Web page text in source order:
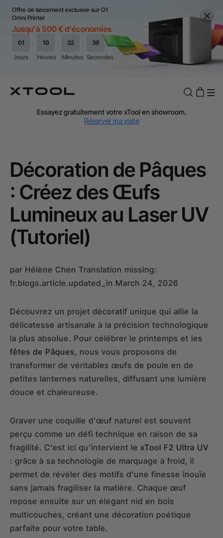
Offre de lancement exclusive sur O1
Omni Printer
Jusqu'à 500 € d'économies
TVA Offerte : Jusqu'à 20 % selon le pays.
J'en profite
Essayez gratuitement votre xTool en showroom.
Réserver ma visite
Garantie 24 Mois xTool. J'en profite
Assistance personnalisée avec un expert. J'en profite
TVA Offerte : Jusqu'à 20 % selon le pays. J'en profite
Décoration de Pâques
: Créez des Œufs
Lumineux au Laser UV
(Tutoriel)
par Hélène Chen Translation missing:
fr.blogs.article.updated_in March 24, 2026
Découvrez un projet décoratif unique qui allie la
délicatesse artisanale à la précision technologique
la plus absolue. Pour célébrer le printemps et les
fêtes de Pâques, nous vous proposons de
transformer de véritables œufs de poule en de
petites lanternes naturelles, diffusant une lumière
douce et chaleureuse.
Graver une coquille d'œuf naturel est souvent
perçu comme un défi technique en raison de sa
fragilité. C'est ici qu'intervient le xTool F2 Ultra UV
: grâce à sa technologie de marquage à froid, il
permet de révéler des motifs d'une finesse inouïe
sans jamais fragiliser la matière. Chaque œuf
repose ensuite sur un élégant nid en bois
multicouches, créant une décoration poétique
parfaite pour votre table.